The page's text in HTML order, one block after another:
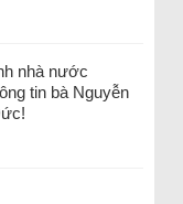
nhà nước
tin bà Nguyễn